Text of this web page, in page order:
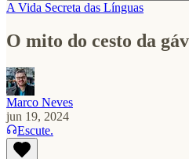
A Vida Secreta das Línguas
O mito do cesto da
Marco Neves
jun 19, 2024
Escute.